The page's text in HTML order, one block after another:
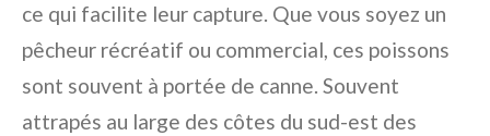
ce qui facilite leur capture. Que vous soyez un
pêcheur récréatif ou commercial, ces poissons
sont souvent à portée de canne. Souvent
attrapés au large des côtes du sud-est des